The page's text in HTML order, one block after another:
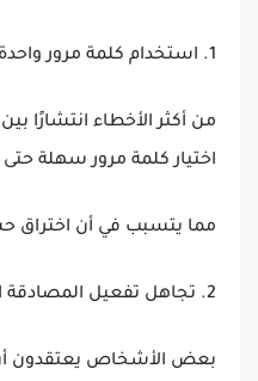
1. استخدام كلمة مرور واحدة لأكثر من حساب
من أكثر الأخطاء
اختيار كلمة مرور سهلة
مما يتسبب في أن اختراق
2. تجاهل تفعيل المصادقة الثنائية
بعض الأشخاص يعتقدون أن